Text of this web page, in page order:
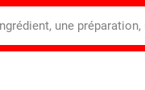
une préparation,